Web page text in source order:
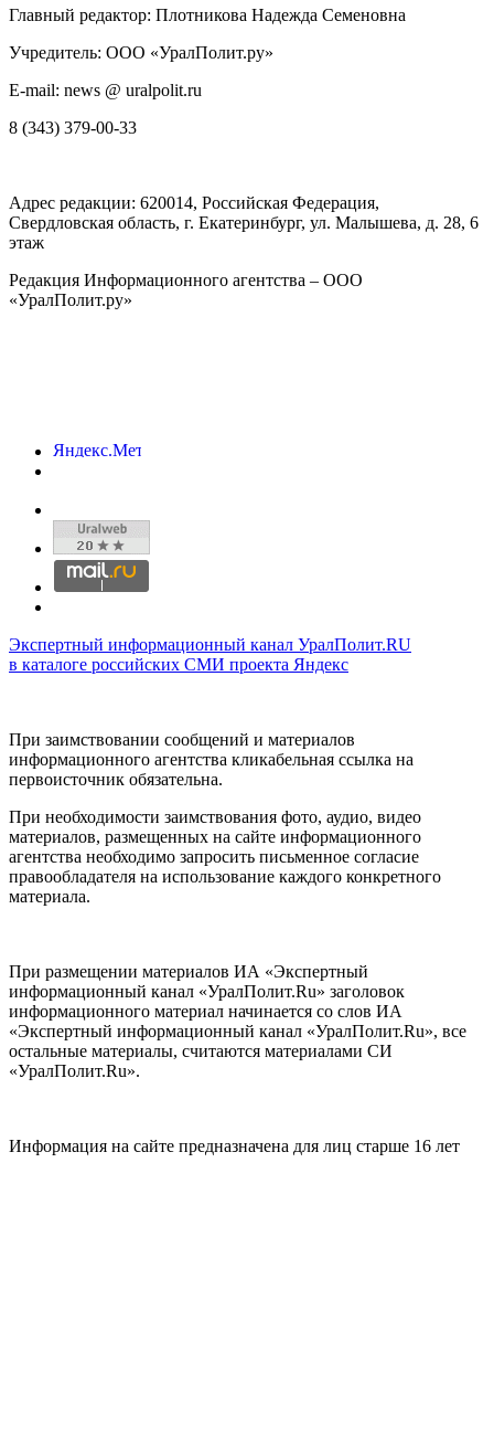
Главный редактор: Плотникова Надежда Семеновна
Учредитель: ООО «УралПолит.ру»
E-mail: news @ uralpolit.ru
8 (343) 379-00-33
Адрес редакции: 620014, Российская Федерация,
Свердловская область, г. Екатеринбург, ул. Малышева, д. 28, 6
этаж
Редакция Информационного агентства – ООО
«УралПолит.ру»
Экспертный информационный канал УралПолит.RU
в каталоге российских СМИ проекта Яндекс
При заимствовании сообщений и материалов
информационного агентства кликабельная ссылка на
первоисточник обязательна.
При необходимости заимствования фото, аудио, видео
материалов, размещенных на сайте информационного
агентства необходимо запросить письменное согласие
правообладателя на использование каждого конкретного
материала.
При размещении материалов ИА «Экспертный
информационный канал «УралПолит.Ru» заголовок
информационного материал начинается со слов ИА
«Экспертный информационный канал «УралПолит.Ru», все
остальные материалы, считаются материалами СИ
«УралПолит.Ru».
Информация на сайте предназначена для лиц старше 16 лет